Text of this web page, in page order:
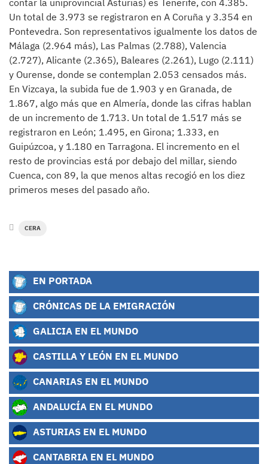
contar la uniprovincial Asturias) es Tenerife, con 4.385.
Un total de 3.973 se registraron en A Coruña y 3.354 en
Pontevedra. Son representativos igualmente los datos de
Málaga (2.964 más), Las Palmas (2.788), Valencia
(2.727), Alicante (2.365), Baleares (2.261), Lugo (2.111)
y Ourense, donde se contemplan 2.053 censados más.
En Vizcaya, la subida fue de 1.903 y en Granada, de
1.867, algo más que en Almería, donde las cifras hablan
de un incremento de 1.713. Un total de 1.517 más se
registraron en León; 1.495, en Girona; 1.333, en
Guipúzcoa, y 1.180 en Tarragona. El incremento en el
resto de provincias está por debajo del millar, siendo
Cuenca, con 89, la que menos altas recogió en los diez
primeros meses del pasado año.
CERA
EN PORTADA
CRÓNICAS DE LA EMIGRACIÓN
GALICIA EN EL MUNDO
CASTILLA Y LEÓN EN EL MUNDO
CANARIAS EN EL MUNDO
ANDALUCÍA EN EL MUNDO
ASTURIAS EN EL MUNDO
CANTABRIA EN EL MUNDO